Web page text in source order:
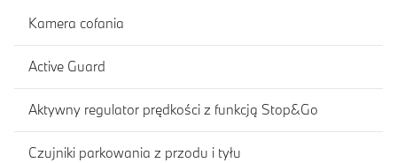
Kamera cofania
Active Guard
Aktywny regulator prędkości z funkcją Stop&Go
Czujniki parkowania z przodu i tyłu